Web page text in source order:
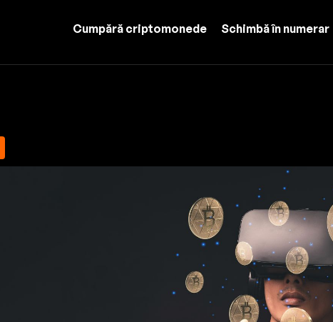
Cumpără criptomonede Schimbă în numerar